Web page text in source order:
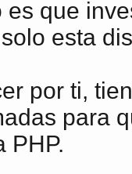
es que
esta
por ti,
para
PHP.